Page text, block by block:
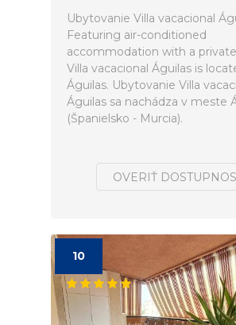
Ubytovanie Villa vacacional
Featuring air-conditioned
accommodation with a
Villa vacacional Águilas is
Águilas. Ubytovanie Villa
Águilas sa nachádza v meste
(Španielsko - Murcia).
OVERIŤ
10